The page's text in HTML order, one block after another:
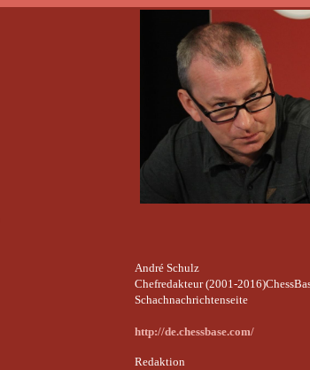
André Schulz
Chefredakteur (2001-
Schachnachrichtenseite
http://de.chessbase.com/
Redaktion